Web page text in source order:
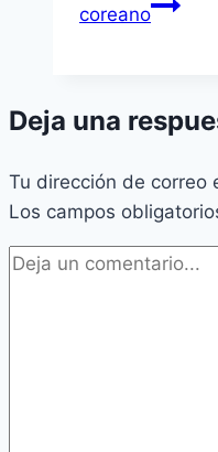
coreano
Deja una
Tu dirección de correo
Los campos